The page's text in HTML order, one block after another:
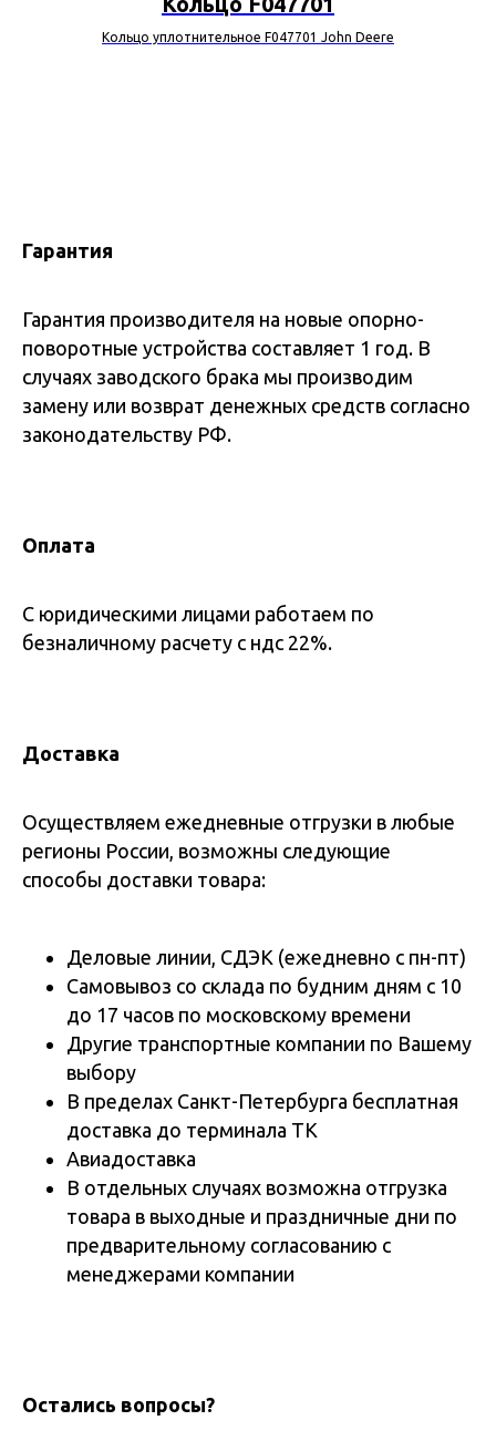
Кольцо уплотнительное F047701 John Deere
Гарантия
Гарантия производителя на новые опорно-
поворотные устройства составляет 1 год. В
случаях заводского брака мы производим
замену или возврат денежных средств согласно
законодательству РФ.
Оплата
С юридическими лицами работаем по
безналичному расчету с ндс 22%.
Доставка
Осуществляем ежедневные отгрузки в любые
регионы России, возможны следующие
способы доставки товара:
Деловые линии, СДЭК (ежедневно с пн-пт)
Самовывоз со склада по будним дням с 10
до 17 часов по московскому времени
Другие транспортные компании по Вашему
выбору
В пределах Санкт-Петербурга бесплатная
доставка до терминала ТК
Авиадоставка
В отдельных случаях возможна отгрузка
товара в выходные и праздничные дни по
предварительному согласованию с
менеджерами компании
Остались вопросы?